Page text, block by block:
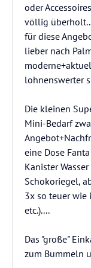
oder
völlig
für diese
lieber nach
lohnenswerter
Die kleinen
Mini-Bedarf
eine Dose
Kanister
Schokoriegel,
3x so teuer wie
etc.)....
Das "große"
zum Bummeln